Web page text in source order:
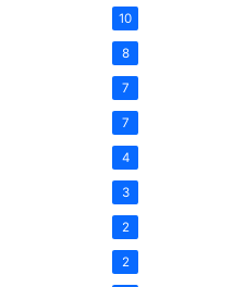
10
8
7
7
4
3
2
2